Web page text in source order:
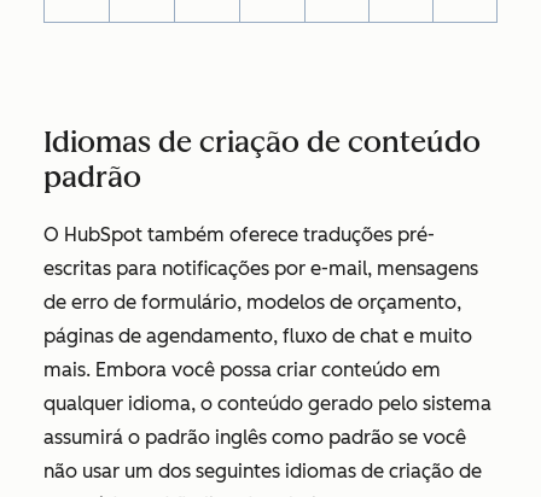
Idiomas de criação de conteúdo
padrão
O HubSpot também oferece traduções pré-
escritas para notificações por e-mail, mensagens
de erro de formulário, modelos de orçamento,
páginas de agendamento, fluxo de chat e muito
mais. Embora você possa criar conteúdo em
qualquer idioma, o conteúdo gerado pelo sistema
assumirá o padrão inglês como padrão se você
não usar um dos seguintes idiomas de criação de